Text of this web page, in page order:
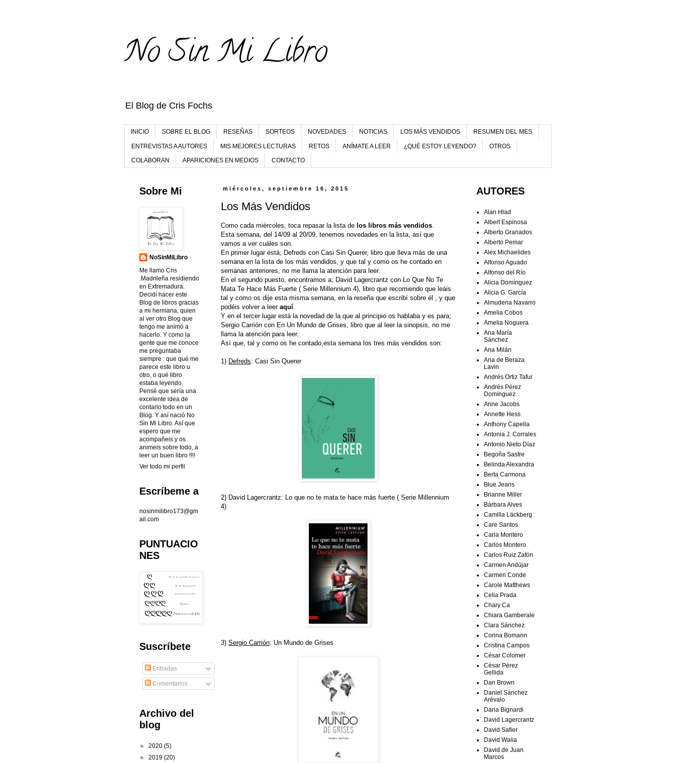
No Sin Mi Libro
El Blog de Cris Fochs
INICIO SOBRE EL BLOG RESEÑAS SORTEOS NOVEDADES NOTICIAS LOS MÁS VENDIDOS RESUMEN DEL MES
ENTREVISTAS A AUTORES MIS MEJORES LECTURAS RETOS ANÍMATE A LEER ¿QUÉ ESTOY LEYENDO? OTROS
COLABORAN APARICIONES EN MEDIOS CONTACTO
miércoles, septiembre 16, 2015
Los Más Vendidos
Como cada miércoles, toca repasar la lista de los libros más vendidos
Esta semana, del 14/09 al 20/09, tenemos novedades en la lista, así que
vamos a ver cuáles son.
En primer lugar está; Defreds con Casi Sin Querer, libro que lleva más de una
semana en la lista de los más vendidos, y que tal y como os he contado en
semanas anteriores, no me llama la atención para leer.
En el segundo puesto, encontramos a; David Lagercrantz con Lo Que No Te
Mata Te Hace Más Fuerte ( Serie Millennium 4), libro que recomiendo que leáis
tal y como os dije esta misma semana, en la reseña que escribí sobre él , y que
podéis volver a leer aquí
Y en el tercer lugar está la novedad de la que al principio os hablaba y es para;
Sergio Carrión con En Un Mundo de Grises, libro que al leer la sinopsis, no me
llama la atención para leer.
Así que, tal y como os he contado,esta semana los tres más vendidos son:
1) Defreds: Casi Sin Querer
2) David Lagercrantz: Lo que no te mata te hace más fuerte ( Serie Millennium
4)
3) Sergio Carrión: Un Mundo de Grises
Sobre Mi
NoSinMiLibro
Me llamo Cris
.Madrileña residiendo
en Extremadura.
Decidí hacer este
Blog de libros gracias
a mi hermana, quien
al ver otro Blog que
tengo me animó a
hacerlo. Y como la
gente que me conoce
me preguntaba
siempre : que qué me
parece este libro u
otro, o qué libro
estaba leyendo.
Pensé que sería una
excelente idea de
contarlo todo en un
Blog. Y así nació No
Sin Mi Libro. Así que
espero que me
acompañeis y os
animeis sobre todo, a
leer un buen libro !!!!
Ver todo mi perfil
Escríbeme a
nosinmilibro173@gm
ail.com
PUNTUACIO
NES
Suscríbete
Entradas
Comentarios
Archivo del
blog
► 2020 (5)
► 2019 (20)
AUTORES
Alan Hlad
Albert Espinosa
Alberto Granados
Alberto Pemar
Alex Michaelides
Alfonso Aguado
Alfonso del Río
Alicia Domínguez
Alicia G. García
Almudena Navarro
Amelia Cobos
Amelia Noguera
Ana María
Sánchez
Ana Milán
Ana de Beraza
Lavin
Andrés Ortiz Tafur
Andrés Pérez
Domínguez
Anne Jacobs
Annette Hess
Anthony Capella
Antonia J. Corrales
Antonio Nieto Díaz
Begoña Sastre
Belinda Alexandra
Berta Carmona
Blue Jeans
Brianne Miller
Bárbara Alves
Camilla Läckberg
Care Santos
Carla Montero
Carlos Montero
Carlos Ruiz Zafón
Carmen Andújar
Carmen Conde
Carole Matthews
Celia Prada
Chary Ca
Chiara Gamberale
Clara Sánchez
Corina Bomann
Cristina Campos
César Colomer
César Pérez
Gellida
Dan Brown
Daniel Sánchez
Arévalo
Daria Bignardi
David Lagercrantz
David Safier
David Walia
David de Juan
Marcos